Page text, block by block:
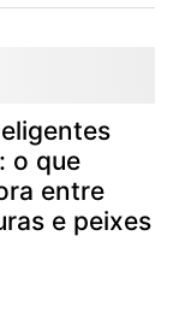
o que
entre
e peixes